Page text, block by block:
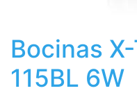
Bocinas
115BL 6W